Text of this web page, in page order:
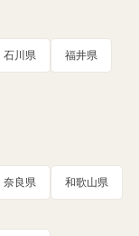
石川県 福井県
奈良県 和歌山県